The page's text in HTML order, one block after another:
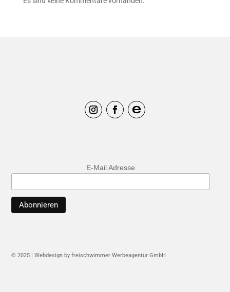
E-Mail Adresse
© 2025 | Webdesign by freischwimmer Werbeagentur GmbH